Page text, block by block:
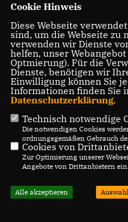
Cookie Hinweis
Diese Webseite
sind, um die Webseite zu
verwenden wir Dienste
helfen, unser
Optmierung). Für die
Dienste, benötigen wir
Einwilligung können Sie
Informationen finden Sie
Datenschutzerklärung.
Technisch notwendige
Die notwendigen Cookies
ordnungsgemäßen Gebrauch
Cookies von
Zur Optimierung unserer
Angebote von Drittanbietern
Alle akzeptieren